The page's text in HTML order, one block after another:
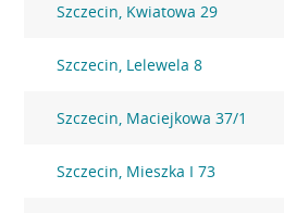
Szczecin, Kwiatowa 29
Szczecin, Lelewela 8
Szczecin, Maciejkowa 37/1
Szczecin, Mieszka I 73